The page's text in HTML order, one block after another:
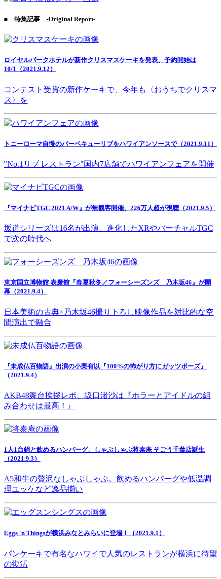
■ 特集記事 -Original Report-
ロイヤルパークホテルが新作クリスマスケーキを発表、予約開始は
10/1（2021.9.12）
コンテスト受賞の新作ケーキで、今年も〈おうちでクリスマ
ス〉を
トニーローマ自慢のバーベキューリブをハワイアンソースで（2021.9.11）
"No.1リブ レストラン"国内7店舗でハワイアンフェアを開催
『マイナビTGC 2021 A/W』が無観客開催、226万人超が視聴（2021.9.5）
坂道シリーズは16名が出演、進化したXRやバーチャルTGC
で次の時代へ
東京国立博物館 表慶館『春夏秋冬／フォーシーズンズ 乃木坂46』が開
幕（2021.9.4）
日本美術の古典×乃木坂46撮り下ろし映像作品を対比的な空
間演出で融合
『未成仏百物語』出演の小栗有以『100%の怖がり方にガッツポーズ』
（2021.9.4）
AKB48舞台挨拶レポ、坂口渚沙は『ホラーとアイドルの組
み合わせは最高！』
1人1台鍋と飲めるハンバーグ、しゃぶしゃぶ将泰庵 そごう千葉店誕生
（2021.9.3）
A5和牛の贅沢なしゃぶしゃぶ。飲めるハンバーグや低温調
理ユッケなど逸品揃い
Eggs 'n Thingsが横浜みなとみらいに登場！（2021.9.1）
パンケーキで有名なハワイで人気のレストランが横浜に待望
の復活